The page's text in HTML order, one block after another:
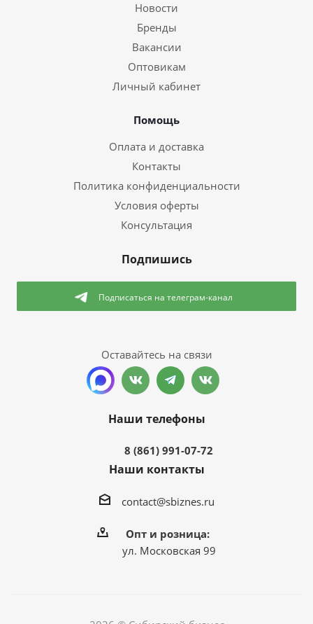
Новости
Бренды
Вакансии
Оптовикам
Личный кабинет
Помощь
Оплата и доставка
Контакты
Политика конфиденциальности
Условия оферты
Консультация
Подпишись
Подписаться на телеграм-канал
Оставайтесь на связи
Наши телефоны
8 (861) 991-07-72
Наши контакты
contact@sbiznes.ru
Опт и розница:
ул. Московская 99